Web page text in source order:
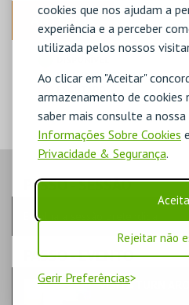
cookies que nos ajudam a
experiência e a perceber
utilizada pelos nossos
Ao clicar em "Aceitar"
armazenamento de cookies
saber mais consulte a nossa
Informações Sobre Cookies e
Privacidade & Segurança.
Rejeitar não
Gerir Preferências
ANTERIOR
POUCO DISPONÍVEL
PASSO- SESSÃO
Escolha a sessão pretendida
PASSO- EVENTO
VISITA TURN